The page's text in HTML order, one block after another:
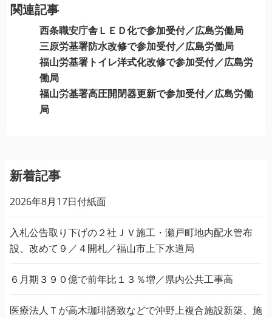
ー
関連記事
西条職安庁舎ＬＥＤ化で参加受付／広島労働局
三原労基署防水改修で参加受付／広島労働局
福山労基署トイレ洋式化改修で参加受付／広島労
働局
福山労基署高圧開閉器更新で参加受付／広島労働
局
新着記事
2026年8月17日付紙面
入札公告取り下げの２社ＪＶ施工・瀬戸町地内配水管布
設、改めて９／４開札／福山市上下水道局
６月期３９０億で前年比１３％増／県内公共工事高
医療法人Ｔが高木珈琲誘致などで沖野上複合施設新築、施